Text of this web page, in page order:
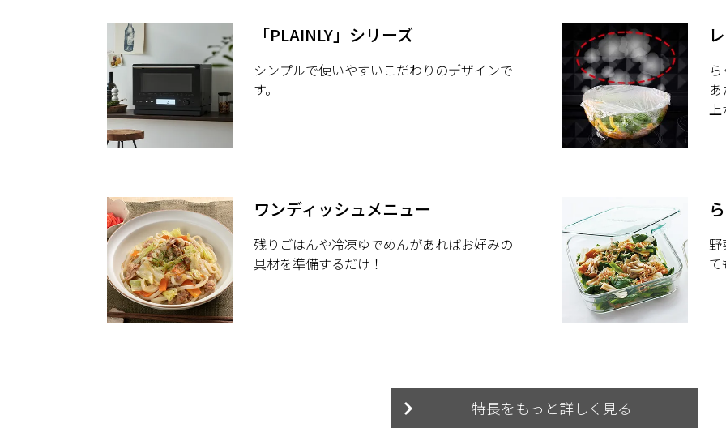
「PLAINLY」シリーズ
シンプルで使いやすいこだわりのデザインで
す。
ワンディッシュメニュー
残りごはんや冷凍ゆでめんがあればお好みの
具材を準備するだけ！
特長をもっと詳しく見る